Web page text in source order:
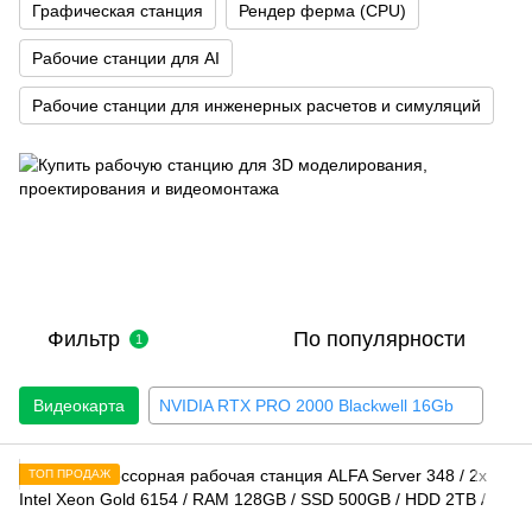
Графическая станция Рендер ферма (CPU)
Рабочие станции для AI
Рабочие станции для инженерных расчетов и симуляций
Фильтр 1 По популярности
Видеокарта NVIDIA RTX PRO 2000 Blackwell 16Gb
ТОП ПРОДАЖ